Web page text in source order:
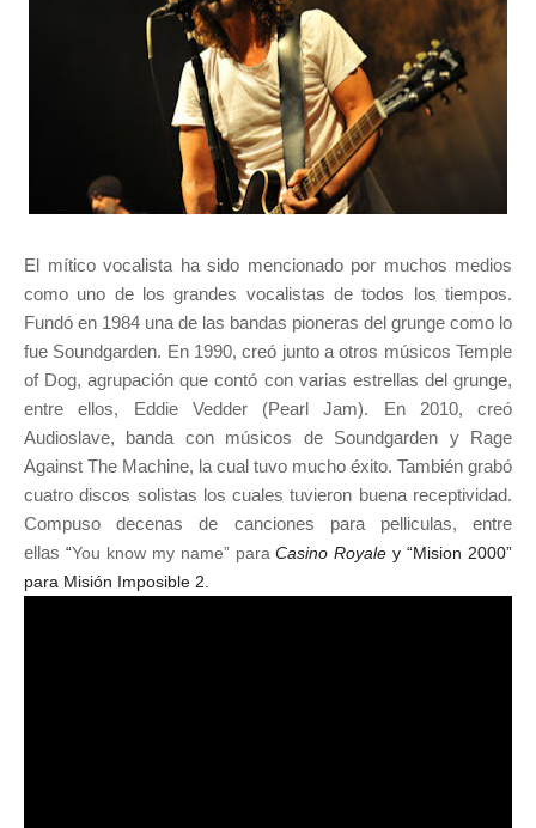
El mítico vocalista ha sido mencionado por muchos medios
como uno de los grandes vocalistas de todos los tiempos.
Fundó en 1984 una de las bandas pioneras del grunge como lo
fue Soundgarden. En 1990, creó junto a otros músicos Temple
of Dog, agrupación que contó con varias estrellas del grunge,
entre ellos, Eddie Vedder (Pearl Jam). En 2010, creó
Audioslave, banda con músicos de Soundgarden y Rage
Against The Machine, la cual tuvo mucho éxito. También grabó
cuatro discos solistas los cuales tuvieron buena receptividad.
Compuso decenas de canciones para pelliculas, entre
ellas “You know my name” paraCasino Royale y “Mision 2000”
para Misión Imposible 2.